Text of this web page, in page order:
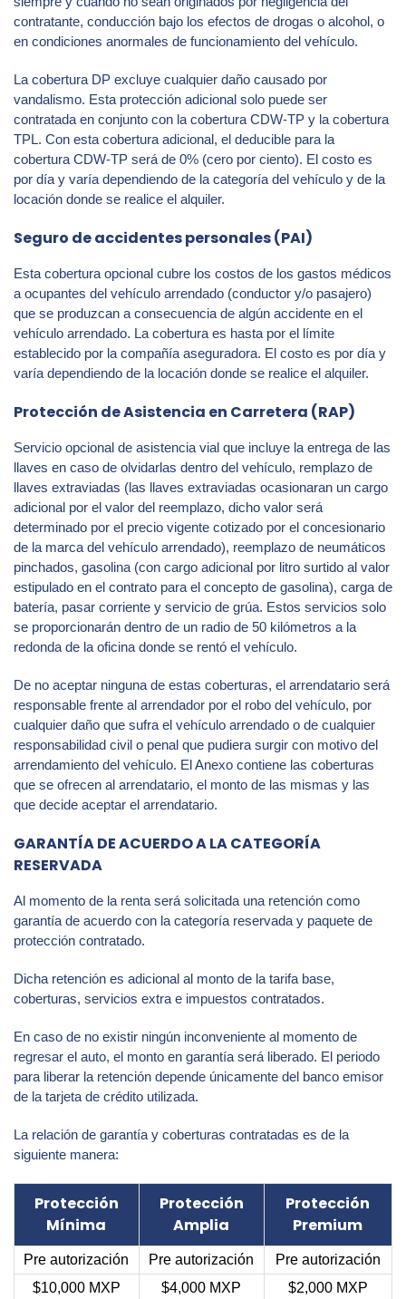
contratante, conducción bajo los efectos de drogas o alcohol, o
en condiciones anormales de funcionamiento del vehículo.
La cobertura DP excluye cualquier daño causado por
vandalismo. Esta protección adicional solo puede ser
contratada en conjunto con la cobertura CDW-TP y la cobertura
TPL. Con esta cobertura adicional, el deducible para la
cobertura CDW-TP será de 0% (cero por ciento). El costo es
por día y varía dependiendo de la categoría del vehículo y de la
locación donde se realice el alquiler.
Seguro de accidentes personales (PAI)
Esta cobertura opcional cubre los costos de los gastos médicos
a ocupantes del vehículo arrendado (conductor y/o pasajero)
que se produzcan a consecuencia de algún accidente en el
vehículo arrendado. La cobertura es hasta por el límite
establecido por la compañía aseguradora. El costo es por día y
varía dependiendo de la locación donde se realice el alquiler.
Protección de Asistencia en Carretera (RAP)
Servicio opcional de asistencia vial que incluye la entrega de las
llaves en caso de olvidarlas dentro del vehículo, remplazo de
llaves extraviadas (las llaves extraviadas ocasionaran un cargo
adicional por el valor del reemplazo, dicho valor será
determinado por el precio vigente cotizado por el concesionario
de la marca del vehículo arrendado), reemplazo de neumáticos
pinchados, gasolina (con cargo adicional por litro surtido al valor
estipulado en el contrato para el concepto de gasolina), carga de
batería, pasar corriente y servicio de grúa. Estos servicios solo
se proporcionarán dentro de un radio de 50 kilómetros a la
redonda de la oficina donde se rentó el vehículo.
De no aceptar ninguna de estas coberturas, el arrendatario será
responsable frente al arrendador por el robo del vehículo, por
cualquier daño que sufra el vehículo arrendado o de cualquier
responsabilidad civil o penal que pudiera surgir con motivo del
arrendamiento del vehículo. El Anexo contiene las coberturas
que se ofrecen al arrendatario, el monto de las mismas y las
que decide aceptar el arrendatario.
GARANTÍA DE ACUERDO A LA CATEGORÍA
RESERVADA
Al momento de la renta será solicitada una retención como
garantía de acuerdo con la categoría reservada y paquete de
protección contratado.
Dicha retención es adicional al monto de la tarifa base,
coberturas, servicios extra e impuestos contratados.
En caso de no existir ningún inconveniente al momento de
regresar el auto, el monto en garantía será liberado. El periodo
para liberar la retención depende únicamente del banco emisor
de la tarjeta de crédito utilizada.
La relación de garantía y coberturas contratadas es de la
siguiente manera:
Protección
Mínima
Protección
Amplia
Protección
Premium
Pre autorización Pre autorización
Pre autorización
$10,000 MXP
$4,000 MXP
$2,000 MXP